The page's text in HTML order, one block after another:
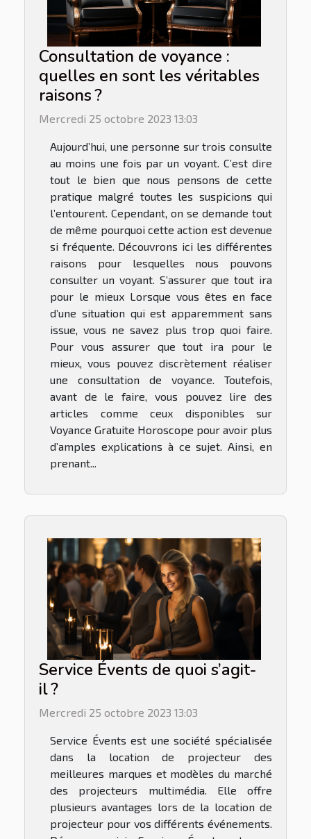
Consultation de voyance :
quelles en sont les véritables
raisons ?
Mercredi 25 octobre 2023 13:03
Aujourd’hui, une personne sur trois consulte
au moins une fois par un voyant. C’est dire
tout le bien que nous pensons de cette
pratique malgré toutes les suspicions qui
l’entourent. Cependant, on se demande tout
de même pourquoi cette action est devenue
si fréquente. Découvrons ici les différentes
raisons pour lesquelles nous pouvons
consulter un voyant. S’assurer que tout ira
pour le mieux Lorsque vous êtes en face
d’une situation qui est apparemment sans
issue, vous ne savez plus trop quoi faire.
Pour vous assurer que tout ira pour le
mieux, vous pouvez discrètement réaliser
une consultation de voyance. Toutefois,
avant de le faire, vous pouvez lire des
articles comme ceux disponibles sur
Voyance Gratuite Horoscope pour avoir plus
d’amples explications à ce sujet. Ainsi, en
prenant...
Service Évents de quoi s’agit-
il ?
Mercredi 25 octobre 2023 13:03
Service Évents est une société spécialisée
dans la location de projecteur des
meilleures marques et modèles du marché
des projecteurs multimédia. Elle offre
plusieurs avantages lors de la location de
projecteur pour vos différents événements.